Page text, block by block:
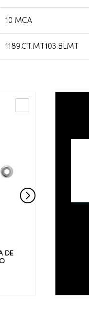
10 MCA
1189.CT.MT103.BLMT
DE